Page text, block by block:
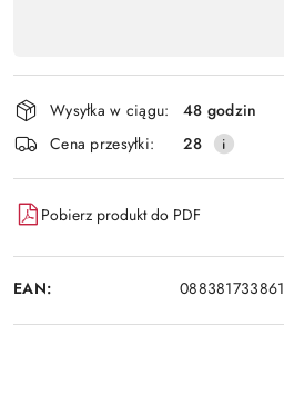
płatność
i
dostawa
Wysyłka w ciągu:
48 godzin
Cena przesyłki:
28
Pobierz produkt do PDF
EAN: 088381733861